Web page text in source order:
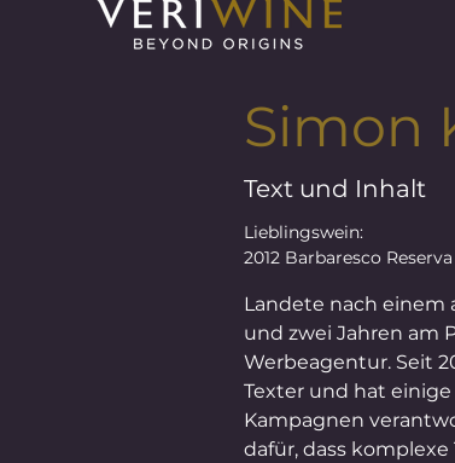
&amp;lt; Indietro
Simon
Text und Inhalt
Lieblingswein:
2012 Barbaresco
Landete nach einem
und zwei Jahren am
Werbeagentur. Seit
Texter und hat
Kampagnen
dafür, dass